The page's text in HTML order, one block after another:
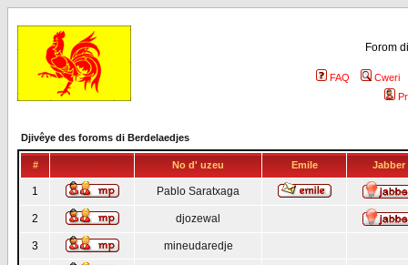
Forom
FAQ
Cweri
Djivêye des foroms di Berdelaedjes
# No d' uzeu Emile Jabber
1 Pablo Saratxaga
2 djozewal
3 mineudaredje